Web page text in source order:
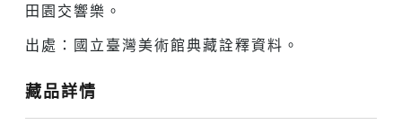
田園交響樂。
出處：國立臺灣美術館典藏詮釋資料。
藏品詳情